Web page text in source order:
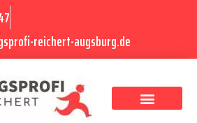
reichert-augsburg.de